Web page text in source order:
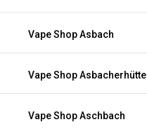
Vape Shop Asbach
Vape Shop Asbacherhütte
Vape Shop Aschbach